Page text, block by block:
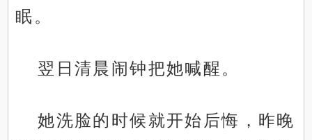
眠。
翌日清晨闹钟把她喊醒。
她洗脸的时候就开始后悔，昨晚